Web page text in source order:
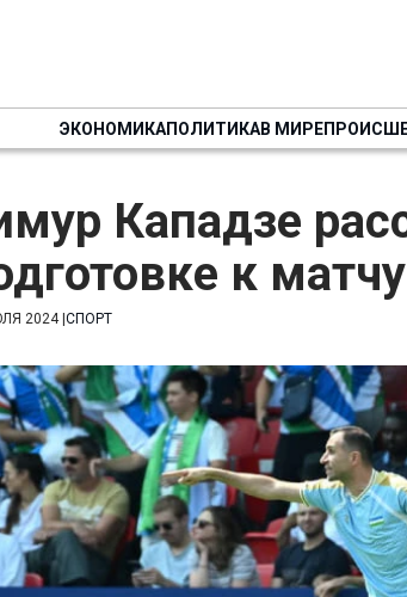
ЭКОНОМИКАПОЛИТИКАВ МИРЕ
Кападзе
к
2024| СПОРТ